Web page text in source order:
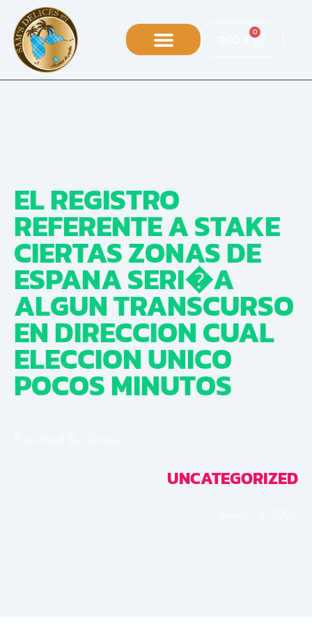
€ 0
EL REGISTRO
REFERENTE A STAKE
CIERTAS ZONAS DE
ESPANA SERI�A
ALGUN TRANSCURSO
EN DIRECCION CUAL
ELECCION UNICO
POCOS MINUTOS
UNCATEGORIZED